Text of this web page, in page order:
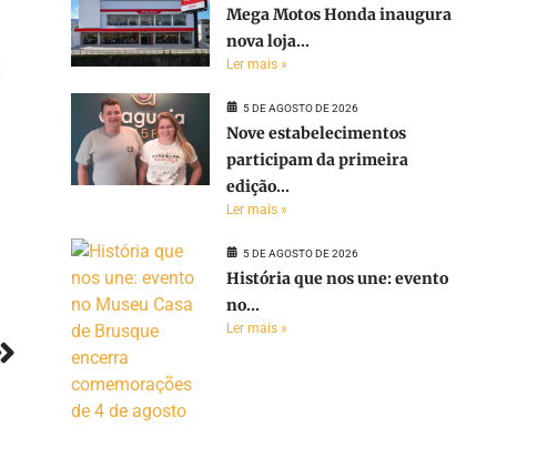
Mega Motos Honda inaugura
nova loja...
Ler mais »
5 DE AGOSTO DE 2026
Nove estabelecimentos
participam da primeira
edição...
Ler mais »
5 DE AGOSTO DE 2026
História que nos une: evento
no...
Ler mais »